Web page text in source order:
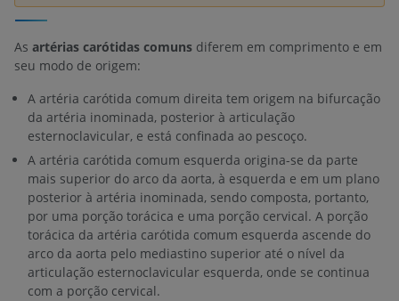
As artérias carótidas comuns diferem em comprimento e em
seu modo de origem:
A artéria carótida comum direita tem origem na bifurcação
da artéria inominada, posterior à articulação
esternoclavicular, e está confinada ao pescoço.
A artéria carótida comum esquerda origina-se da parte
mais superior do arco da aorta, à esquerda e em um plano
posterior à artéria inominada, sendo composta, portanto,
por uma porção torácica e uma porção cervical. A porção
torácica da artéria carótida comum esquerda ascende do
arco da aorta pelo mediastino superior até o nível da
articulação esternoclavicular esquerda, onde se continua
com a porção cervical.